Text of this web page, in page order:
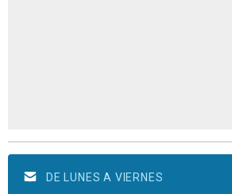
DE LUNES A VIERNES